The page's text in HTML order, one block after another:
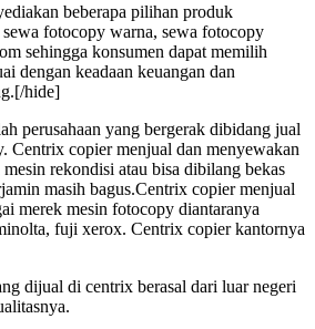
beberapa pilihan produk
sewa fotocopy warna, sewa fotocopy
sehingga konsumen dapat memilih
dengan keadaan keuangan dan
hide]
perusahaan yang bergerak dibidang jual
Centrix copier menjual dan menyewakan
rekondisi atau bisa dibilang bekas
masih bagus.Centrix copier menjual
merek mesin fotocopy diantaranya
fuji xerox. Centrix copier kantornya
dijual di centrix berasal dari luar negeri